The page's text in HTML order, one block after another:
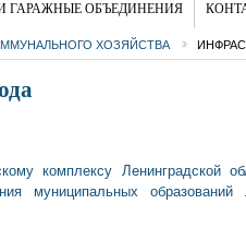
ГАРАЖНЫЕ ОБЪЕДИНЕНИЯ
ХОЗЯЙСТВА
комплексу Ленинградской
муниципальных образований